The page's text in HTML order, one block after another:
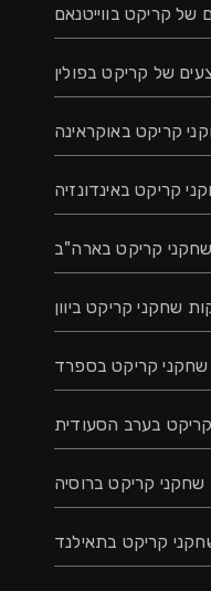
של קריקט בווייטנאם
של קריקט בפולין
קריקט באוקראינה
קריקט באינדונזיה
קריקט בארה"ב
שחקני קריקט ביוון
שחקני קריקט בספרד
בערב הסעודית
קריקט ברוסיה
קריקט בתאילנד